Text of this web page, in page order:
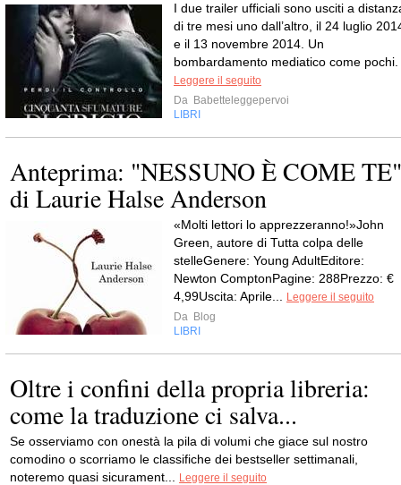
I due trailer ufficiali sono usciti a
di tre mesi uno dall’altro, il 24 luglio
e il 13 novembre 2014. Un
bombardamento mediatico come pochi.
Leggere il seguito
Da Babetteleggepervoi
LIBRI
Anteprima: "NESSUNO È COME TE"
di Laurie Halse Anderson
«Molti lettori lo apprezzeranno!»John
Green, autore di Tutta colpa delle
stelleGenere: Young AdultEditore:
Newton ComptonPagine: 288Prezzo: €
4,99Uscita: Aprile...
Leggere il seguito
Da Blog
LIBRI
Oltre i confini della propria libreria:
come la traduzione ci salva...
Se osserviamo con onestà la pila di volumi che giace sul nostro
comodino o scorriamo le classifiche dei bestseller settimanali,
noteremo quasi sicurament...
Leggere il seguito